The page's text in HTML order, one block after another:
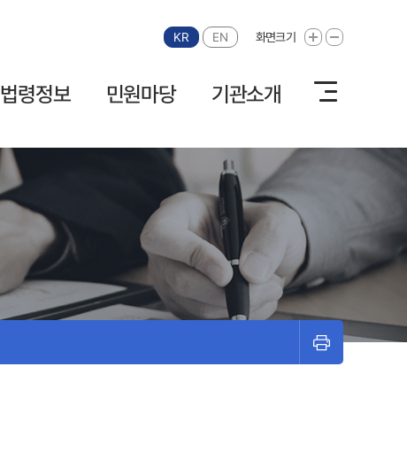
KR EN 화면크기 화면크기 확대
화면크기 축소
법령정보 민원마당 기관소개
프린트